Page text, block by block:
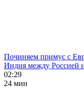
Починяем примус с
Индия между Россией
02:29
24 мин